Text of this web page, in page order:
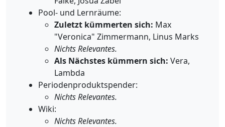
Pool- und Lernräume:
Zuletzt kümmerten sich: Max
"Veronica" Zimmermann, Linus Marks
Nichts Relevantes.
Als Nächstes kümmern sich: Vera,
Lambda
Periodenproduktspender:
Nichts Relevantes.
Wiki:
Nichts Relevantes.